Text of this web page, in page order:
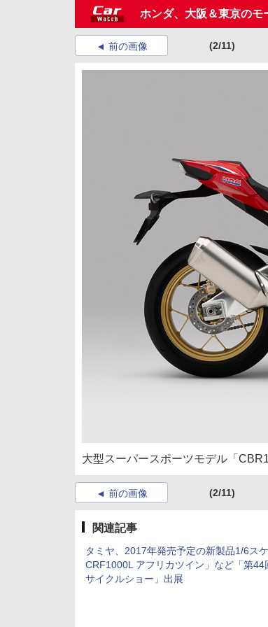
ホンダ、大阪＆東京の
前の画像 (2/11)
大型スーパースポーツモデル「
前の画像 (2/11)
関連記事
タミヤ、2017年発売予定の新製品1/6ス
CRF1000L アフリカツイン」など「第44
サイクルショー」出展